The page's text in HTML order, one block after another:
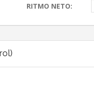
RITMO NETO: